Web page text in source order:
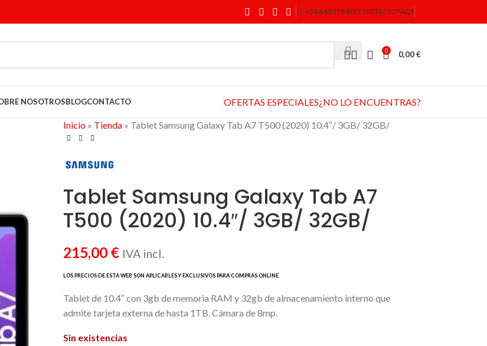
+34 640 158 800CONTACTOFAQS
0 0,00€
NOSOTROSBLOGCONTACTO OFERTAS ESPECIALES¿NO LO ENCUENTRAS?
Inicio» Tienda» Tablet Samsung Galaxy Tab A7 T500 (2020) 10.4″/ 3GB/ 32GB/
Tablet Samsung Galaxy Tab A7
T500 (2020) 10.4″/ 3GB/ 32GB/
215,00€ IVA incl.
Tablet de 10.4″ con 3gb de memoria RAM y 32gb de almacenamiento interno que
admite tarjeta externa de hasta 1TB. Cámara de 8mp.
Sin existencias